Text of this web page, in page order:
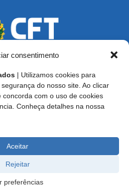
consentimento
| Utilizamos cookies para
do nosso site. Ao clicar
concorda com o uso de cookies
Conheça detalhes na nossa
Aceitar
Rejeitar
preferências
Bloco D, Ed. Oscar Niemeyer,
- Brasília/DF
Técnico:0800 016-1515